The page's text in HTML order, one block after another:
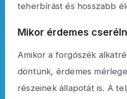
teherbírást és hosszabb
Mikor érdemes
Amikor a forgószék
döntünk, érdemes
részeinek állapotát is. A